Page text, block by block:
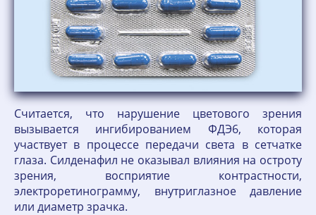
Считается, что нарушение цветового зрения
вызывается ингибированием ФДЭ6, которая
участвует в процессе передачи света в сетчатке
глаза. Силденафил не оказывал влияния на остроту
зрения, восприятие контрастности,
электроретинограмму, внутриглазное давление
или диаметр зрачка.